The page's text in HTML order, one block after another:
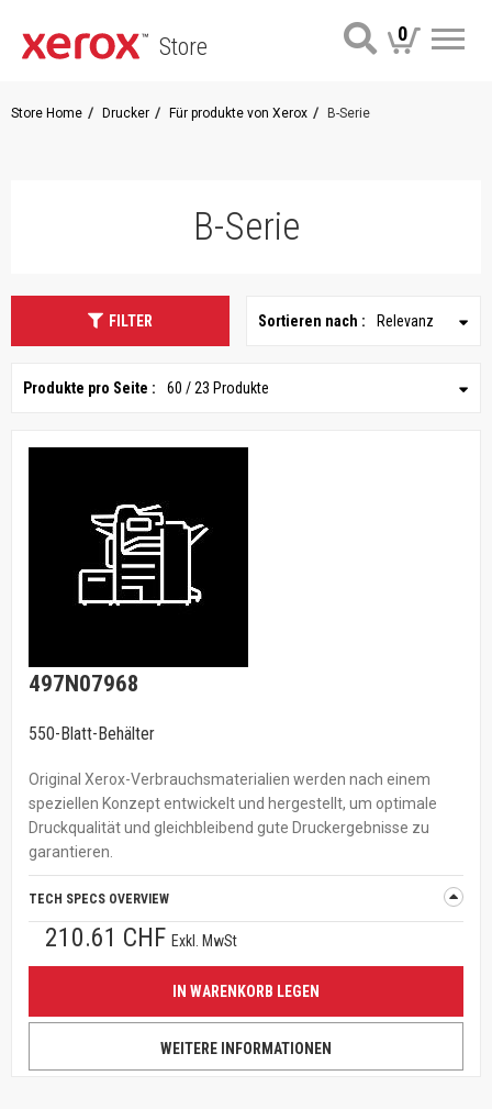
Store 0
Store Home Drucker Für produkte von Xerox B-Serie
B-Serie
FILTER Sortieren nach : Relevanz
Produkte pro Seite : 60 / 23 Produkte
497N07968
550-Blatt-Behälter
Original Xerox-Verbrauchsmaterialien werden nach einem
speziellen Konzept entwickelt und hergestellt, um optimale
Druckqualität und gleichbleibend gute Druckergebnisse zu
garantieren.
TECH SPECS OVERVIEW
210.61 CHF Exkl. MwSt
IN WARENKORB LEGEN
WEITERE INFORMATIONEN